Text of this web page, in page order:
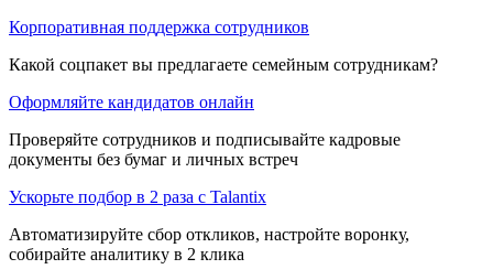
Корпоративная поддержка сотрудников
Какой соцпакет вы предлагаете семейным сотрудникам?
Оформляйте кандидатов онлайн
Проверяйте сотрудников и подписывайте кадровые
документы без бумаг и личных встреч
Ускорьте подбор в 2 раза с Talantix
Автоматизируйте сбор откликов, настройте воронку,
собирайте аналитику в 2 клика